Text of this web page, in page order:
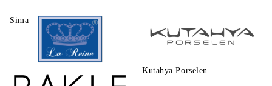
Sima
La Reine Kutahya Porselen